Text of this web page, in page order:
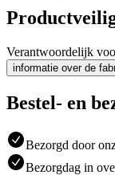
Verantwoordelijk
informatie over de
Bestel- en
Bezorgd door
Bezorgdag in